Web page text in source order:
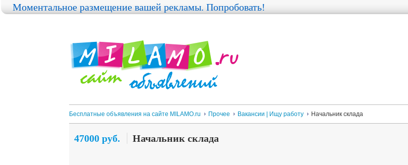
Бесплатные объявления на сайте MILAMO.ru Прочее Вакансии | Ищу работу Начальник склада
47000 руб. Начальник склада
Моментальное размещение вашей рекламы. Попробовать!